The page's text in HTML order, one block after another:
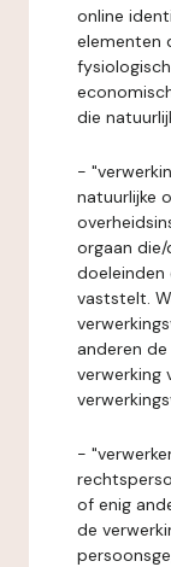
online
elementen
die
-
natuurlijke
orgaan
doeleinden
vaststelt.
anderen
verwerking
-
of enig
de